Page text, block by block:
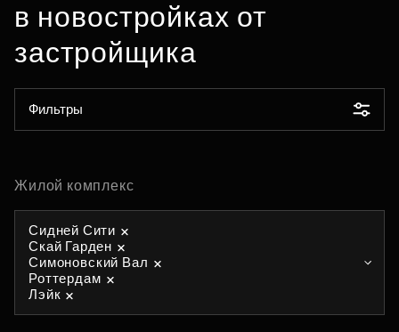
в новостройках от
застройщика
Фильтры
Жилой комплекс
Сидней Сити
Скай Гарден
Симоновский Вал
Роттердам
Лэйк